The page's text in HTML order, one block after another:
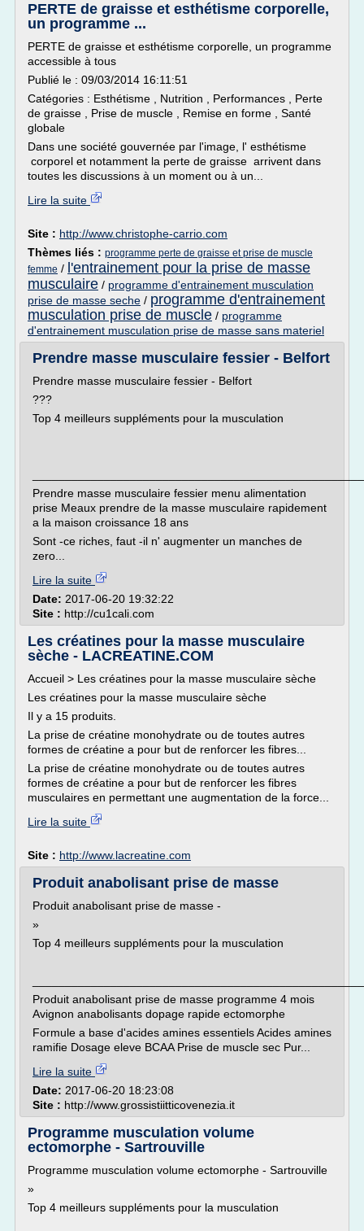
PERTE de graisse et esthétisme corporelle,
un programme ...
PERTE de graisse et esthétisme corporelle, un programme
accessible à tous
Publié le : 09/03/2014 16:11:51
Catégories : Esthétisme , Nutrition , Performances , Perte
de graisse , Prise de muscle , Remise en forme , Santé
globale
Dans une société gouvernée par l'image, l' esthétisme
corporel et notamment la perte de graisse arrivent dans
toutes les discussions à un moment ou à un...
Lire la suite
Site : http://www.christophe-carrio.com
Thèmes liés : programme perte de graisse et prise de muscle
femme / l'entrainement pour la prise de masse
musculaire / programme d'entrainement musculation
prise de masse seche / programme d'entrainement
musculation prise de muscle / programme
d'entrainement musculation prise de masse sans materiel
Prendre masse musculaire fessier - Belfort
Prendre masse musculaire fessier - Belfort
???
Top 4 meilleurs suppléments pour la musculation
Prendre masse musculaire fessier menu alimentation
prise Meaux prendre de la masse musculaire rapidement
a la maison croissance 18 ans
Sont -ce riches, faut -il n' augmenter un manches de
zero...
Lire la suite
Date: 2017-06-20 19:32:22
Site : http://cu1cali.com
Les créatines pour la masse musculaire
sèche - LACREATINE.COM
Accueil > Les créatines pour la masse musculaire sèche
Les créatines pour la masse musculaire sèche
Il y a 15 produits.
La prise de créatine monohydrate ou de toutes autres
formes de créatine a pour but de renforcer les fibres...
La prise de créatine monohydrate ou de toutes autres
formes de créatine a pour but de renforcer les fibres
musculaires en permettant une augmentation de la force...
Lire la suite
Site : http://www.lacreatine.com
Produit anabolisant prise de masse
Produit anabolisant prise de masse -
»
Top 4 meilleurs suppléments pour la musculation
Produit anabolisant prise de masse programme 4 mois
Avignon anabolisants dopage rapide ectomorphe
Formule a base d'acides amines essentiels Acides amines
ramifie Dosage eleve BCAA Prise de muscle sec Pur...
Lire la suite
Date: 2017-06-20 18:23:08
Site : http://www.grossistiitticovenezia.it
Programme musculation volume
ectomorphe - Sartrouville
Programme musculation volume ectomorphe - Sartrouville
»
Top 4 meilleurs suppléments pour la musculation